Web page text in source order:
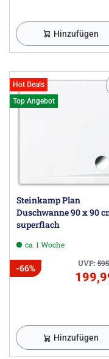
Hinzufügen
Hot Deals
Top Angebot
Steinkamp Plan
Duschwanne 90 x 90
superflach
ca. 1 Woche
UVP:
-66%
Hinzufügen